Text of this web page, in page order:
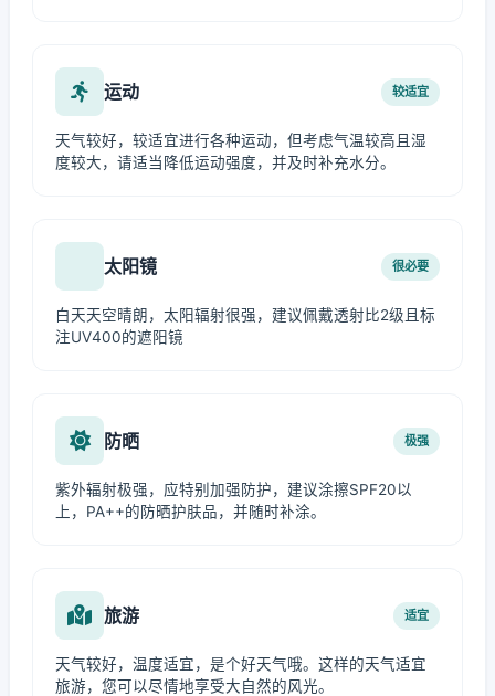
运动 较适宜
天气较好，较适宜进行各种运动，但考虑气温较高且湿
度较大，请适当降低运动强度，并及时补充水分。
太阳镜 很必要
白天天空晴朗，太阳辐射很强，建议佩戴透射比2级且标
注UV400的遮阳镜
防晒 极强
紫外辐射极强，应特别加强防护，建议涂擦SPF20以
上，PA++的防晒护肤品，并随时补涂。
旅游 适宜
天气较好，温度适宜，是个好天气哦。这样的天气适宜
旅游，您可以尽情地享受大自然的风光。